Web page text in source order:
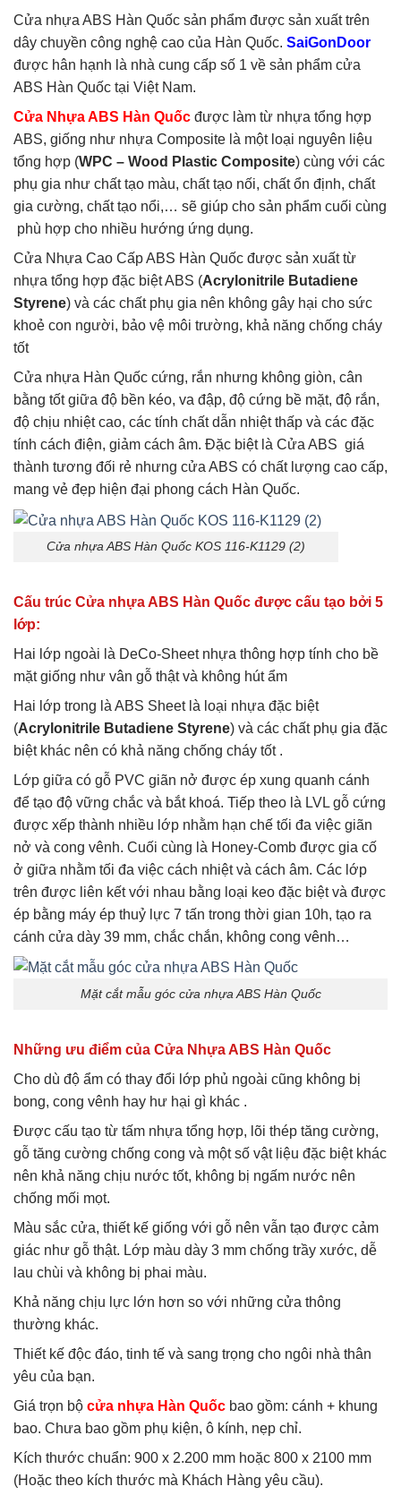
Cửa nhựa ABS Hàn Quốc sản phẩm được sản xuất trên
dây chuyền công nghệ cao của Hàn Quốc. SaiGonDoor
được hân hạnh là nhà cung cấp số 1 về sản phẩm cửa
ABS Hàn Quốc tại Việt Nam.
Cửa Nhựa ABS Hàn Quốc được làm từ nhựa tổng hợp
ABS, giống như nhựa Composite là một loại nguyên liệu
tổng hợp (WPC – Wood Plastic Composite) cùng với các
phụ gia như chất tạo màu, chất tạo nối, chất ổn định, chất
gia cường, chất tạo nổi,… sẽ giúp cho sản phẩm cuối cùng
phù hợp cho nhiều hướng ứng dụng.
Cửa Nhựa Cao Cấp ABS Hàn Quốc được sản xuất từ
nhựa tổng hợp đặc biệt ABS (Acrylonitrile Butadiene
Styrene) và các chất phụ gia nên không gây hại cho sức
khoẻ con người, bảo vệ môi trường, khả năng chống cháy
tốt
Cửa nhựa Hàn Quốc cứng, rắn nhưng không giòn, cân
bằng tốt giữa độ bền kéo, va đập, độ cứng bề mặt, độ rắn,
độ chịu nhiệt cao, các tính chất dẫn nhiệt thấp và các đặc
tính cách điện, giảm cách âm. Đặc biệt là Cửa ABS giá
thành tương đối rẻ nhưng cửa ABS có chất lượng cao cấp,
mang vẻ đẹp hiện đại phong cách Hàn Quốc.
Cửa nhựa ABS Hàn Quốc KOS 116-K1129 (2)
Cấu trúc Cửa nhựa ABS Hàn Quốc được cấu tạo bởi 5
lớp:
Hai lớp ngoài là DeCo-Sheet nhựa thông hợp tính cho bề
mặt giống như vân gỗ thật và không hút ẩm
Hai lớp trong là ABS Sheet là loại nhựa đặc biệt
(Acrylonitrile Butadiene Styrene) và các chất phụ gia đặc
biệt khác nên có khả năng chống cháy tốt .
Lớp giữa có gỗ PVC giãn nở được ép xung quanh cánh
để tạo độ vững chắc và bắt khoá. Tiếp theo là LVL gỗ cứng
được xếp thành nhiều lớp nhằm hạn chế tối đa việc giãn
nở và cong vênh. Cuối cùng là Honey-Comb được gia cố
ở giữa nhằm tối đa việc cách nhiệt và cách âm. Các lớp
trên được liên kết với nhau bằng loại keo đặc biệt và được
ép bằng máy ép thuỷ lực 7 tấn trong thời gian 10h, tạo ra
cánh cửa dày 39 mm, chắc chắn, không cong vênh…
Mặt cắt mẫu góc cửa nhựa ABS Hàn Quốc
Những ưu điểm của Cửa Nhựa ABS Hàn Quốc
Cho dù độ ẩm có thay đổi lớp phủ ngoài cũng không bị
bong, cong vênh hay hư hại gì khác .
Được cấu tạo từ tấm nhựa tổng hợp, lõi thép tăng cường,
gỗ tăng cường chống cong và một số vật liệu đặc biệt khác
nên khả năng chịu nước tốt, không bị ngấm nước nên
chống mối mọt.
Màu sắc cửa, thiết kế giống với gỗ nên vẫn tạo được cảm
giác như gỗ thật. Lớp màu dày 3 mm chống trầy xước, dễ
lau chùi và không bị phai màu.
Khả năng chịu lực lớn hơn so với những cửa thông
thường khác.
Thiết kế độc đáo, tinh tế và sang trọng cho ngôi nhà thân
yêu của bạn.
Giá trọn bộ cửa nhựa Hàn Quốc bao gồm: cánh + khung
bao. Chưa bao gồm phụ kiện, ô kính, nẹp chỉ.
Kích thước chuẩn: 900 x 2.200 mm hoặc 800 x 2100 mm
(Hoặc theo kích thước mà Khách Hàng yêu cầu).